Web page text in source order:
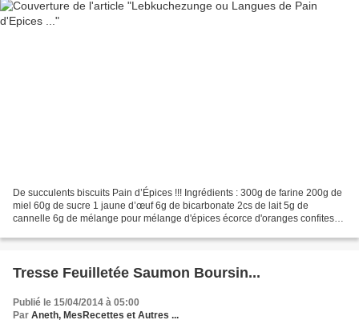
De succulents biscuits Pain d’Épices !!! Ingrédients : 300g de farine 200g de
miel 60g de sucre 1 jaune d’œuf 6g de bicarbonate 2cs de lait 5g de
cannelle 6g de mélange pour mélange d'épices écorce d'oranges confites
Tresse Feuilletée Saumon Boursin...
Publié le 15/04/2014 à 05:00
Par Aneth, MesRecettes et Autres ...